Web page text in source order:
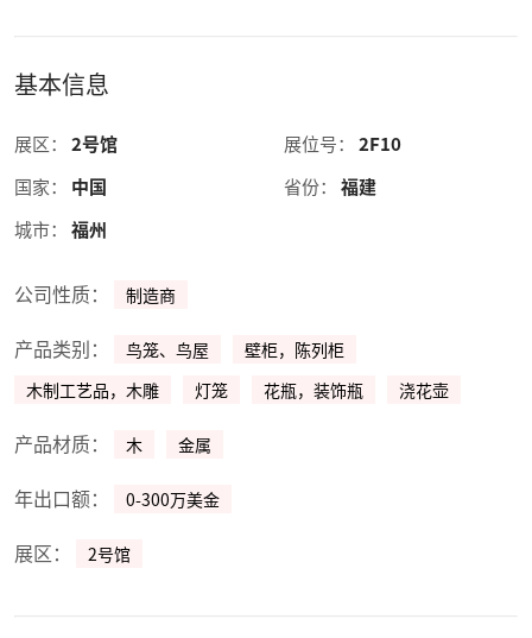
基本信息
展区： 2号馆 展位号：
2F10
国家：
中国 省份：
福建
城市：
福州
公司性质： 制造商
产品类别： 鸟笼、鸟屋
壁柜，陈列柜
木制工艺品，木雕
灯笼 花瓶，装饰瓶 浇花壶
产品材质： 木 金属
年出口额： 0-300万美金
展区： 2号馆